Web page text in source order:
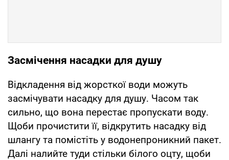
Засмічення насадки для душу
Відкладення від жорсткої води можуть
засмічувати насадку для душу. Часом так
сильно, що вона перестає пропускати воду.
Щоби прочистити її, відкрутить насадку від
шлангу та помістіть у водонепроникний пакет.
Далі налийте туди стільки білого оцту, щоби